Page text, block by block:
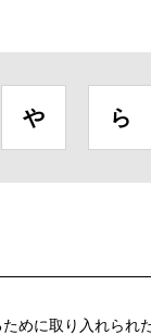
や ら
めに取り入れられ